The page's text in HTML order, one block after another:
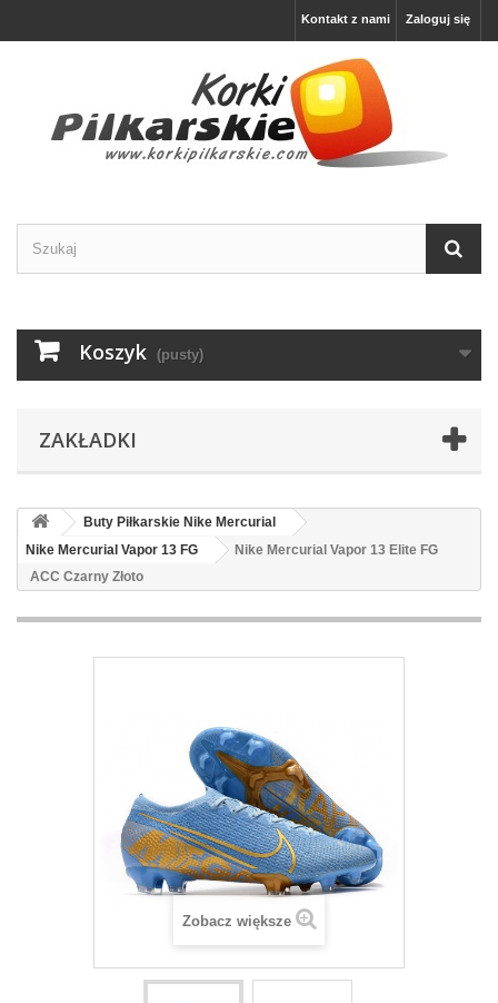
Zaloguj się
Kontakt z nami
Koszyk (pusty)
ZAKŁADKI
Buty Piłkarskie Nike Mercurial
Nike Mercurial Vapor 13 FG
Nike Mercurial Vapor 13 Elite FG
ACC Czarny Złoto
Zobacz większe